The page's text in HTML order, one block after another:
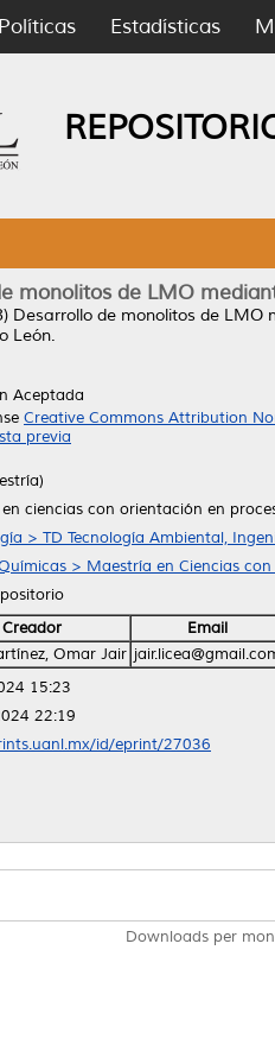
Políticas Estadísticas
monolitos de LMO
Desarrollo de monolitos de
León.
Aceptada
Creative Commons Attribution
previa
ciencias con orientación en
> TD Tecnología Ambiental,
> Maestría en Ciencias
Creador Email
Omar Jair
15:23
22:19
id/eprint/27036
Downloads per